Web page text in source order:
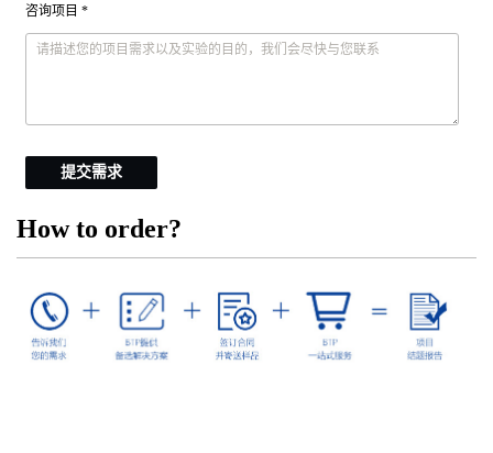
咨询项目 *
提交需求
How to order?